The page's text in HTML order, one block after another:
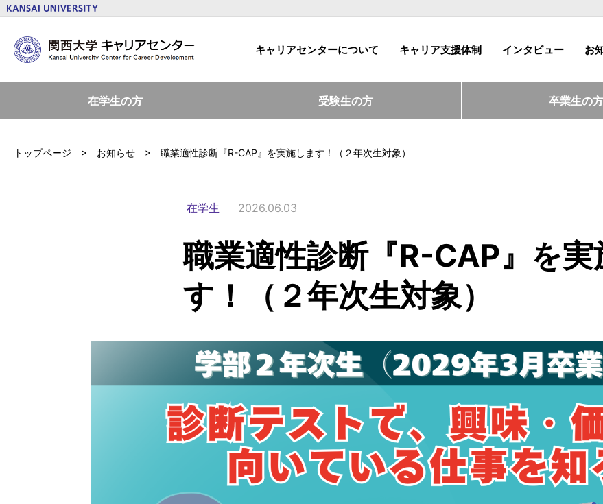
キャリアセンターについて キャリア支援体制 インタビュー お
在学生の方 受験生の方 卒業生の方
トップページ お知らせ 職業適性診断『R-CAP』を実施します！（２年次生対象）
在学生 2026.06.03
職業適性診断『R-CAP』を実
す！（２年次生対象）